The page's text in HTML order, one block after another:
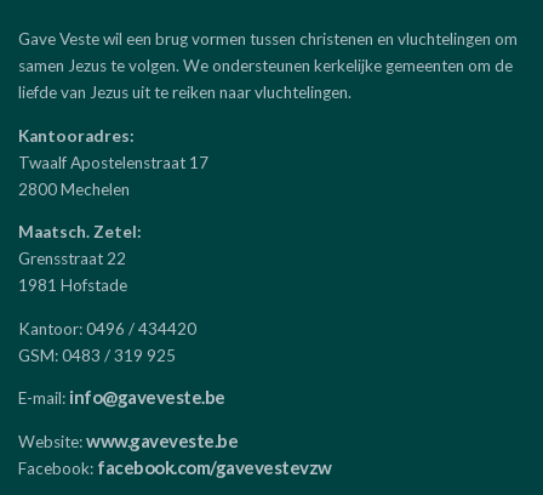
Gave Veste wil een brug vormen tussen christenen en vluchtelingen om
samen Jezus te volgen. We ondersteunen kerkelijke gemeenten om de
liefde van Jezus uit te reiken naar vluchtelingen.
Kantooradres:
Twaalf Apostelenstraat 17
2800 Mechelen
Maatsch. Zetel:
Grensstraat 22
1981 Hofstade
Kantoor: 0496 / 434420
GSM: 0483 / 319 925
E-mail: info@gaveveste.be
Website:www.gaveveste.be
Facebook: facebook.com/gavevestevzw